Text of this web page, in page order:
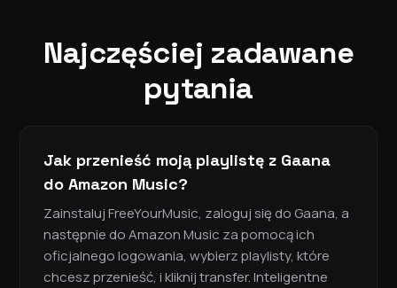
Najczęściej zadawane
pytania
Jak przenieść moją playlistę z Gaana
do Amazon Music?
Zainstaluj FreeYourMusic, zaloguj się do Gaana, a
następnie do Amazon Music za pomocą ich
oficjalnego logowania, wybierz playlisty, które
chcesz przenieść, i kliknij transfer. Inteligentne